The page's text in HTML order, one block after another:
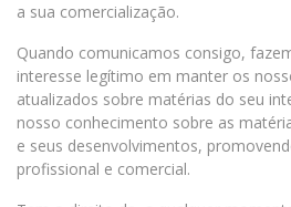
a sua comercialização.
Quando comunicamos consigo,
interesse legítimo em manter os
atualizados sobre matérias do seu
nosso conhecimento sobre as
e seus desenvolvimentos,
profissional e comercial.